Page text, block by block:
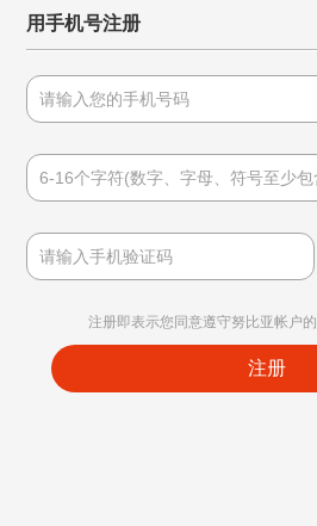
用手机号注册
注册即表示您同意遵守努比亚帐户的